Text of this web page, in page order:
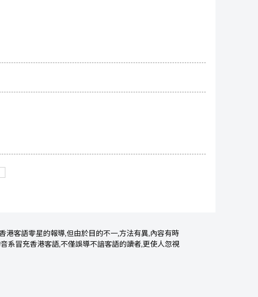
客語零星的報導,但由於目的不一,方法有異,內容有時
系冒充香港客語,不僅誤導不諳客語的讀者,更使人忽視